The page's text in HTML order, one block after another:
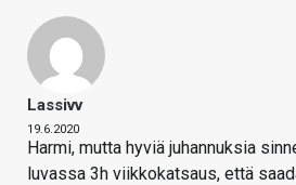
Lassivv
19.6.2020
Harmi, mutta hyviä juhannuksia
luvassa 3h viikkokatsaus, että